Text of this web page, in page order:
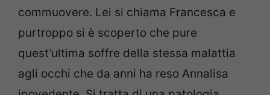
commuovere. Lei si chiama Francesca e
purtroppo si è scoperto che pure
quest’ultima soffre della stessa malattia
agli occhi che da anni ha reso Annalisa